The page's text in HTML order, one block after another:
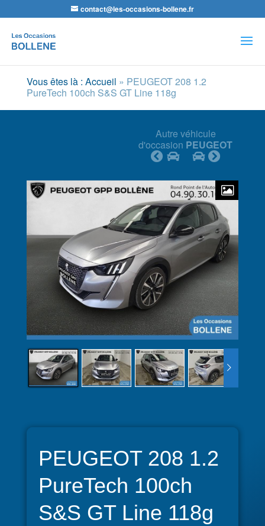
contact@les-occasions-bollene.fr
de
produits
Vous êtes là : Accueil » PEUGEOT 208 1.2
PureTech 100ch S&S GT Line 118g
Autre véhicule
d'occasion PEUGEOT
PEUGEOT 208 1.2
PureTech 100ch
S&S GT Line 118g